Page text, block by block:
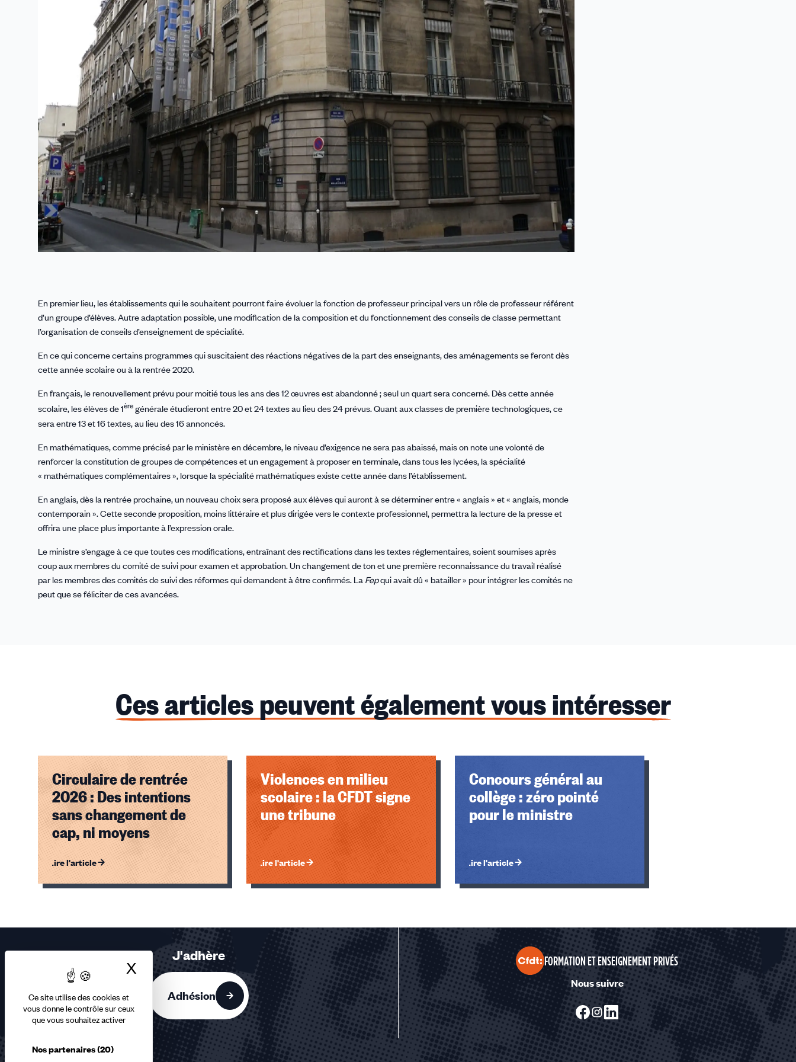
Ce site utilise des cookies et
vous donne le contrôle sur ceux
que vous souhaitez activer
Nos partenaires(20)
X Masquer le bandeau des cookies
En premier lieu, les établissements qui le souhaitent pourront faire évoluer la fonction de professeur principal vers un rôle de professeur référent
d’un groupe d’élèves. Autre adaptation possible, une modification de la composition et du fonctionnement des conseils de classe permettant
l’organisation de conseils d’enseignement de spécialité.
En ce qui concerne certains programmes qui suscitaient des réactions négatives de la part des enseignants, des aménagements se feront dès
cette année scolaire ou à la rentrée 2020.
En français, le renouvellement prévu pour moitié tous les ans des 12 œuvres est abandonné ; seul un quart sera concerné. Dès cette année
scolaire, les élèves de 1èregénérale étudieront entre 20 et 24 textes au lieu des 24 prévus. Quant aux classes de première technologiques, ce
sera entre 13 et 16 textes, au lieu des 16 annoncés.
En mathématiques, comme précisé par le ministère en décembre, le niveau d’exigence ne sera pas abaissé, mais on note une volonté de
renforcer la constitution de groupes de compétences et un engagement à proposer en terminale, dans tous les lycées, la spécialité
« mathématiques complémentaires », lorsque la spécialité mathématiques existe cette année dans l’établissement.
En anglais, dès la rentrée prochaine, un nouveau choix sera proposé aux élèves qui auront à se déterminer entre « anglais » et « anglais, monde
contemporain ». Cette seconde proposition, moins littéraire et plus dirigée vers le contexte professionnel, permettra la lecture de la presse et
offrira une place plus importante à l’expression orale.
Le ministre s’engage à ce que toutes ces modifications, entraînant des rectifications dans les textes réglementaires, soient soumises après
coup aux membres du comité de suivi pour examen et approbation. Un changement de ton et une première reconnaissance du travail réalisé
par les membres des comités de suivi des réformes qui demandent à être confirmés. La Fepqui avait dû « batailler » pour intégrer les comités ne
peut que se féliciter de ces avancées.
Ces articles peuvent également vous intéresser
Circulaire de rentrée
2026 : Des intentions
sans changement de
cap, ni moyens
Lire l'article
Violences en milieu
scolaire : la CFDT signe
une tribune
Lire l'article
Concours général au
collège : zéro pointé
pour le ministre
Lire l'article
Éléments
accessibles
J'adhère
Adhésion
FORMATION ET ENSEIGNEMENT PRIVÉS
Nous suivre